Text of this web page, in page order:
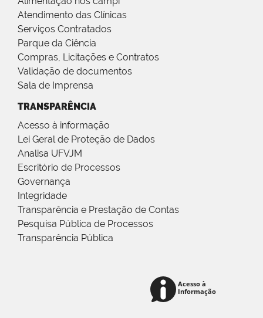
Atendimento das Clínicas
Serviços Contratados
Parque da Ciência
Compras, Licitações e Contratos
Validação de documentos
Sala de Imprensa
TRANSPARÊNCIA
Acesso à informação
Lei Geral de Proteção de Dados
Analisa UFVJM
Escritório de Processos
Governança
Integridade
Transparência e Prestação de Contas
Pesquisa Pública de Processos
Transparência Pública